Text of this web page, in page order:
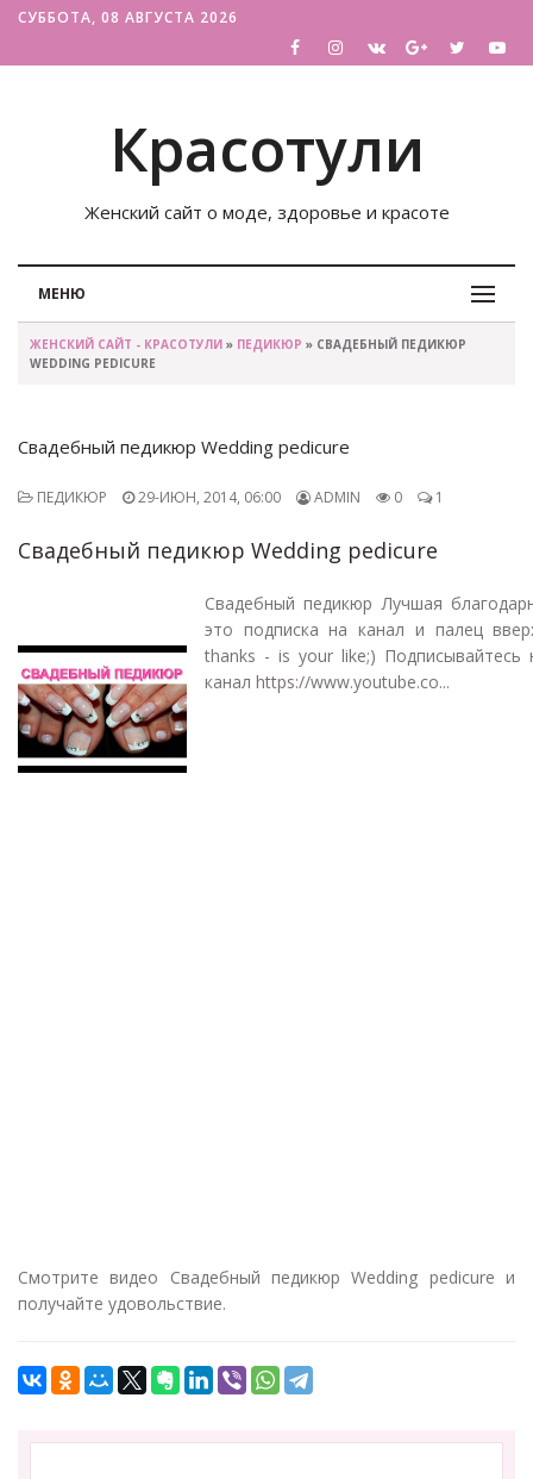
СУББОТА, 08 АВГУСТА 2026
Красотули
Женский сайт о моде, здоровье и красоте
МЕНЮ
ЖЕНСКИЙ САЙТ - КРАСОТУЛИ » ПЕДИКЮР » СВАДЕБНЫЙ ПЕДИКЮР
WEDDING PEDICURE
Свадебный педикюр Wedding pedicure
ПЕДИКЮР 29-ИЮН, 2014, 06:00 ADMIN 0 1
Свадебный педикюр Wedding pedicure
Свадебный педикюр Лучшая
это подписка на канал и палец
thanks - is your like;) Подписывайтесь
канал https://www.youtube.co...
Смотрите видео Свадебный педикюр Wedding pedicure и
получайте удовольствие.